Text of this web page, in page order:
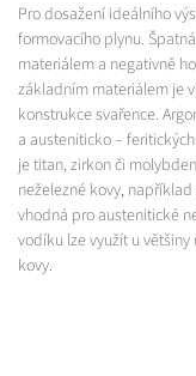
Pro dosažení ideálního
formovacího plynu.
materiálem a negativně
základním materiálem je
konstrukce svařence.
a austeniticko –
je titan, zirkon či
neželezné kovy,
vhodná pro austenitické
vodíku lze využít u
kovy.